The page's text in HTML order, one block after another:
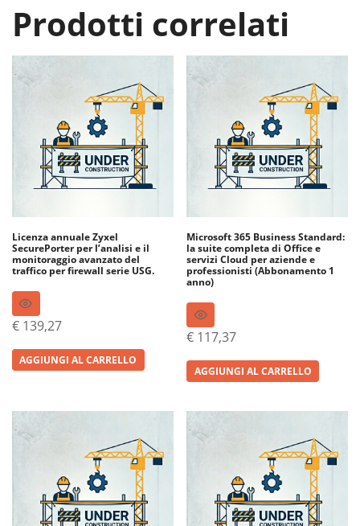
Prodotti correlati
Licenza annuale Zyxel
SecurePorter per l’analisi e il
monitoraggio avanzato del
traffico per firewall serie USG.
€ 139,27
AGGIUNGI AL CARRELLO
Microsoft 365 Business Standard:
la suite completa di Office e
servizi Cloud per aziende e
professionisti (Abbonamento 1
anno)
€ 117,37
AGGIUNGI AL CARRELLO